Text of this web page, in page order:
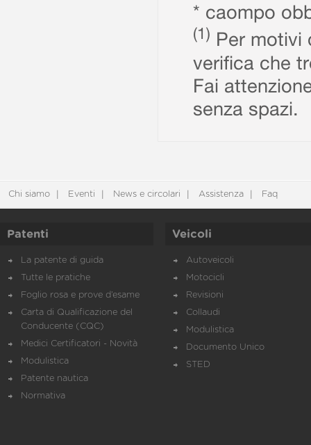
* caompo
(1) Per motivi
verifica che
Fai
senza spazi.
Chi siamo Eventi News e circolari Assistenza Faq
Patenti
La patente di guida
Tutte le pratiche
Foglio rosa e prove d’esame
Carta di Qualificazione del
Conducente (CQC)
Medici Certificatori - Novità
Modulistica
Patente nautica
Normativa
Veicoli
Autoveicoli
Motocicli
Revisioni
Collaudi
Modulistica
Documento Unico
STED